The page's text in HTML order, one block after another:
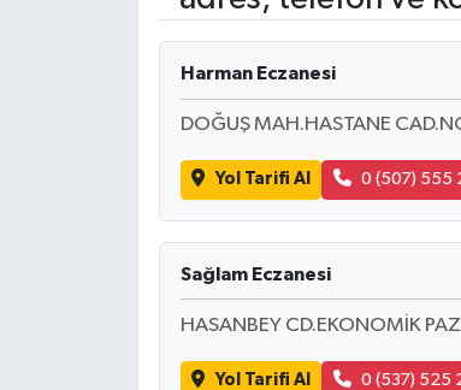
Harman Eczanesi
DOĞUŞ MAH.HASTANE
Yol Tarifi Al 0 (507) 555
Sağlam Eczanesi
HASANBEY CD.EKONOMİK
Yol Tarifi Al 0 (537) 525
RESMİ İLANLAR